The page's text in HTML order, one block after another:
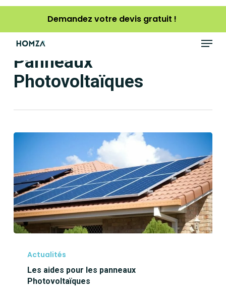
Skip
main
content
Demandez votre devis gratuit !
Menu
Panneaux
Photovoltaïques
Actualités
Les aides pour les panneaux
Photovoltaïques